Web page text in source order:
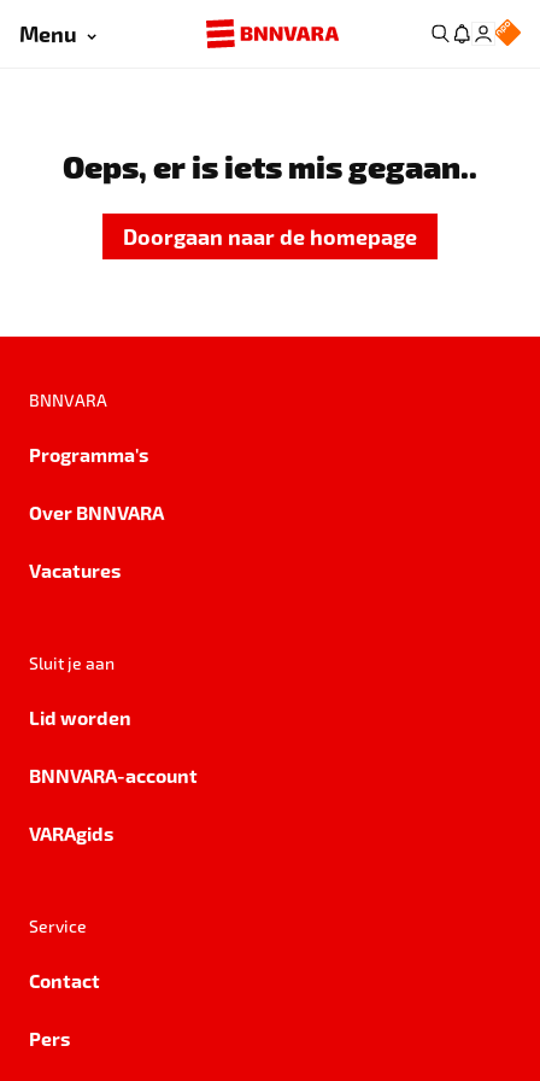
Menu
Oeps, er is iets mis gegaan..
Doorgaan naar de homepage
BNNVARA
Programma's
Over BNNVARA
Vacatures
Sluit je aan
Lid worden
BNNVARA-account
VARAgids
Service
Contact
Pers